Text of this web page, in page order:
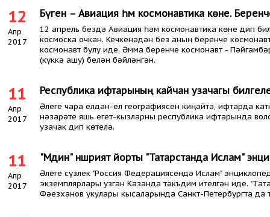
12
Апр
2017
Бүген – Авиация һәм космонавтика көне.
12 апрель бездә Авиация һәм космонавтика көне дип
космоска очкан. Кечкенәдән без аның беренче
космонавт булу иде. Әмма беренче космонавт -
(күккә ашу) белән бәйләнгән.
11
Апр
2017
Республика ифтарының кайчан узачагы
Әлеге чара елдан-ел географиясен киңәйтә, ифтарда
нәзарәте яшь егет-кызларны республика ифтарында
узачак дип көтелә.
11
Апр
2017
"Мәдинә" нәшрият йорты "Татарстанда Ислам"
Әлеге сүзлек "Россия Федерациясендә Ислам"
экземплярлары узган Казанда тәкъдим ителгән иде.
Фәезханов укулары кысаларында Санкт-Петербургта да